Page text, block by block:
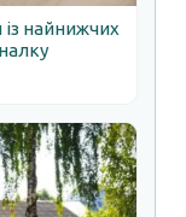
найнижчих